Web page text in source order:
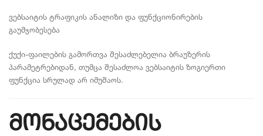
ვებსაიტის ტრაფიკის ანალიზი და ფუნქციონირების
გაუმჯობესება
ქუქი-ფაილების გამორთვა შესაძლებელია ბრაუზერის
პარამეტრებიდან, თუმცა შესაძლოა ვებსაიტის ზოგიერთი
ფუნქცია სრულად არ იმუშაოს.
მონაცემების